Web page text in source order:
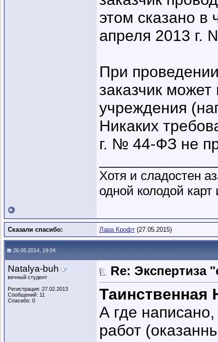
этом сказано в
апреля 2013 г.
При
заказчик может
учреждения
Никаких
г. № 44-ФЗ не
Хотя и сладостен
одной колодой
Сказали спасибо: Лара Крофт (27.05.2015)
26.05.2014, 19:04
Natalya-buh
вечный студент
Регистрация: 27.02.2013
Сообщений: 11
Спасибо: 0
Re: Экспертиза
Таинственная
А где
работ